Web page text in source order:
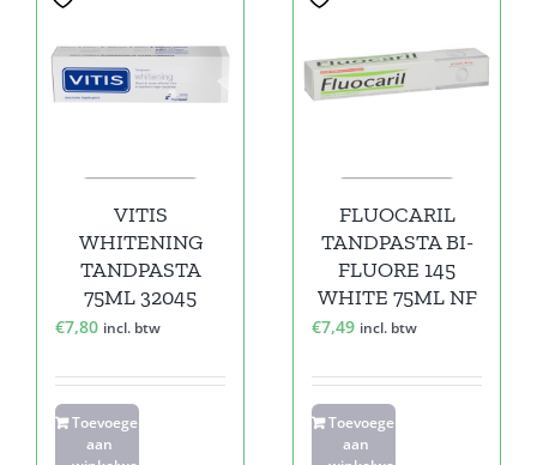
VITIS
WHITENING
TANDPASTA
75ML 32045
€7,80 incl. btw
Toevoegen
aan
FLUOCARIL
TANDPASTA BI-
FLUORE 145
WHITE 75ML NF
€7,49 incl. btw
Toevoegen
aan